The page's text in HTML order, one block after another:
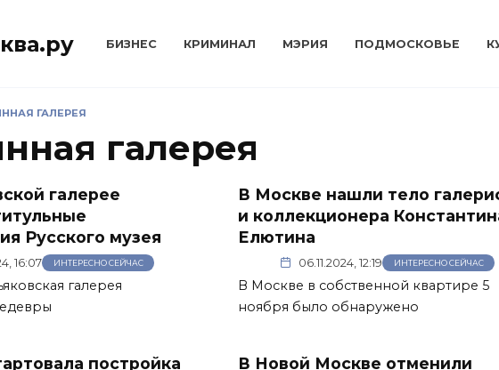
БИЗНЕС КРИМИНАЛ МЭРИЯ ПОДМОСКОВЬЕ
ГАЛЕРЕЯ
галерея
галерее
Русского музея
16:07 ИНТЕРЕСНО СЕЙЧАС
галерея
В Москве нашли тело
и коллекционера
Елютина
06.11.2024, 12:19 ИНТЕРЕСНО СЕЙЧАС
В Москве в собственной квартире 5
ноября было обнаружено
постройка
В Новой Москве отменили